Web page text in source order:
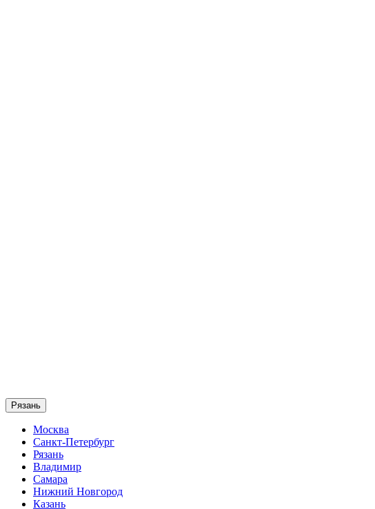
Рязань
Москва
Санкт-Петербург
Рязань
Владимир
Самара
Нижний Новгород
Казань